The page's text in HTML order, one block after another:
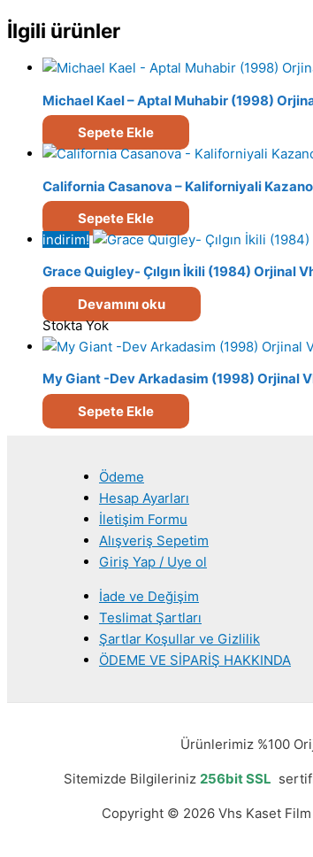
İlgili ürünler
Michael Kael – Aptal Muhabir (1998)
Sepete Ekle
California Casanova – Kaliforniyali
Sepete Ekle
indirim!
Grace Quigley- Çılgın İkili (1984) Orjinal
Devamını oku
Stokta Yok
My Giant -Dev Arkadasim (1998) Orjinal
Sepete Ekle
Ödeme
Hesap Ayarları
İletişim Formu
Alışveriş Sepetim
Giriş Yap / Uye ol
İade ve Değişim
Teslimat Şartları
Şartlar Koşullar ve Gizlilik
ÖDEME VE SİPARİŞ HAKKINDA
Ürünlerimiz %100
Sitemizde Bilgileriniz 256bit SSL
Copyright © 2026 Vhs Kaset Film